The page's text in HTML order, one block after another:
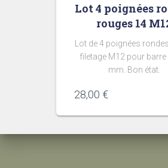
Lot 4 poignées
rouges 14
Lot de 4 poignées
filetage M12 pour barre
mm. Bon état.
28,00 €